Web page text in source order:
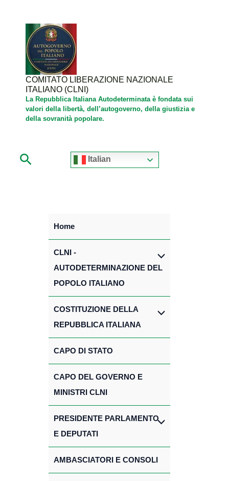
contenuto
COMITATO LIBERAZIONE NAZIONALE
ITALIANO (CLNI)
La Repubblica Italiana Autodeterminata è fondata sui
valori della libertà, dell’autogoverno, della giustizia e
della sovranità popolare.
Cerca Italian
Home
CLNI -
AUTODETERMINAZIONE DEL
POPOLO ITALIANO
COSTITUZIONE DELLA
REPUBBLICA ITALIANA
CAPO DI STATO
CAPO DEL GOVERNO E
MINISTRI CLNI
PRESIDENTE PARLAMENTO
E DEPUTATI
AMBASCIATORI E CONSOLI